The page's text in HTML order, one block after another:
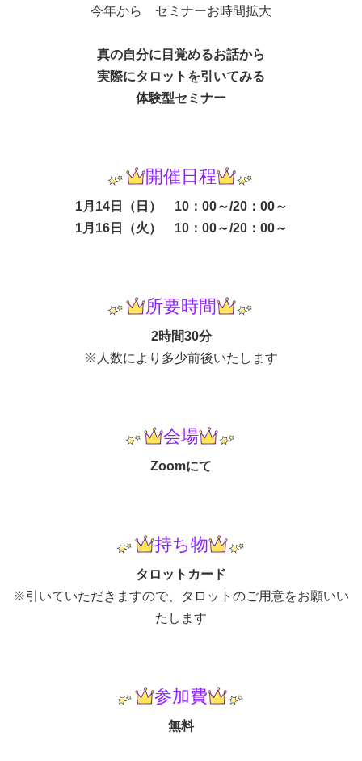
今年から セミナーお時間拡大
真の自分に目覚めるお話から
実際にタロットを引いてみる
体験型セミナー
開催日程
1月14日（日） 10：00～/20：00～
1月16日（火） 10：00～/20：00～
所要時間
2時間30分
※人数により多少前後いたします
会場
Zoomにて
持ち物
タロットカード
※引いていただきますので、タロットのご用意をお願いい
たします
参加費
無料